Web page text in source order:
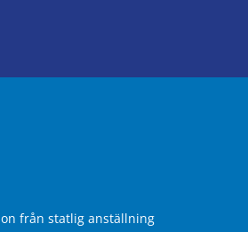
från statlig anställning